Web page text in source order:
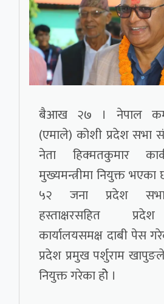
बैआख २७ । नेपाल
(एमाले) कोशी प्रदेश सभा
नेता हिक्मतकुमार
मुख्यमन्त्रीमा नियुक्त भएका
५२ जना प्रदेश
हस्ताक्षरसहित
कार्यालयसमक्ष दाबी पेस
प्रदेश प्रमुख पर्शुराम
नियुक्त गरेका होे ।